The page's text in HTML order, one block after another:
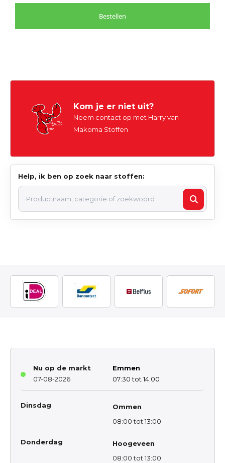
Bestellen
Kom je er niet uit?
Neem contact op met Harry van
Makoma Stoffen
Help, ik ben op zoek naar stoffen:
Nu op de markt
07-08-2026
Emmen
07:30 tot 14:00
Dinsdag
Ommen
08:00 tot 13:00
Donderdag
Hoogeveen
08:00 tot 13:00